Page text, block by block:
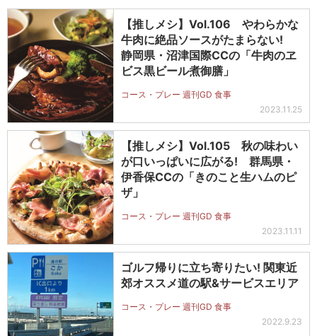
【推しメシ】Vol.106 やわらかな
牛肉に絶品ソースがたまらない!
静岡県・沼津国際CCの「牛肉のヱ
ビス黒ビール煮御膳」
コース・プレー 週刊GD 食事
2023.11.25
【推しメシ】Vol.105 秋の味わい
が口いっぱいに広がる! 群馬県・
伊香保CCの「きのこと生ハムのピ
ザ」
コース・プレー 週刊GD 食事
2023.11.11
ゴルフ帰りに立ち寄りたい! 関東近
郊オススメ道の駅&サービスエリア
コース・プレー 週刊GD 食事
2022.9.23